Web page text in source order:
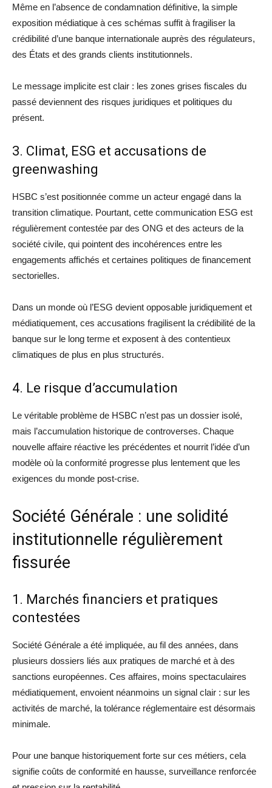
Même en l’absence de condamnation définitive, la simple
exposition médiatique à ces schémas suffit à fragiliser la
crédibilité d’une banque internationale auprès des régulateurs,
des États et des grands clients institutionnels.
Le message implicite est clair : les zones grises fiscales du
passé deviennent des risques juridiques et politiques du
présent.
3. Climat, ESG et accusations de
greenwashing
HSBC s’est positionnée comme un acteur engagé dans la
transition climatique. Pourtant, cette communication ESG est
régulièrement contestée par des ONG et des acteurs de la
société civile, qui pointent des incohérences entre les
engagements affichés et certaines politiques de financement
sectorielles.
Dans un monde où l’ESG devient opposable juridiquement et
médiatiquement, ces accusations fragilisent la crédibilité de la
banque sur le long terme et exposent à des contentieux
climatiques de plus en plus structurés.
4. Le risque d’accumulation
Le véritable problème de HSBC n’est pas un dossier isolé,
mais l’accumulation historique de controverses. Chaque
nouvelle affaire réactive les précédentes et nourrit l’idée d’un
modèle où la conformité progresse plus lentement que les
exigences du monde post-crise.
Société Générale : une solidité
institutionnelle régulièrement
fissurée
1. Marchés financiers et pratiques
contestées
Société Générale a été impliquée, au fil des années, dans
plusieurs dossiers liés aux pratiques de marché et à des
sanctions européennes. Ces affaires, moins spectaculaires
médiatiquement, envoient néanmoins un signal clair : sur les
activités de marché, la tolérance réglementaire est désormais
minimale.
Pour une banque historiquement forte sur ces métiers, cela
signifie coûts de conformité en hausse, surveillance renforcée